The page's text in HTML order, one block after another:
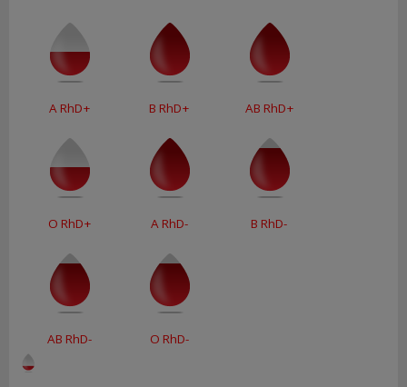
A RhD+ B RhD+ AB RhD+
O RhD+ A RhD- B RhD-
AB RhD- O RhD-